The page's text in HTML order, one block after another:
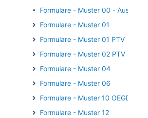
Formulare - Muster 00 - Auswahl
Formulare - Muster 01
Formulare - Muster 01 PTV
Formulare - Muster 02 PTV
Formulare - Muster 04
Formulare - Muster 06
Formulare - Muster 10 OEGD
Formulare - Muster 12